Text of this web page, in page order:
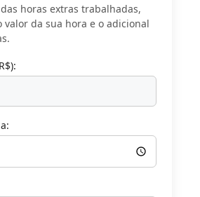
horas extras trabalhadas,
valor da sua hora e o adicional